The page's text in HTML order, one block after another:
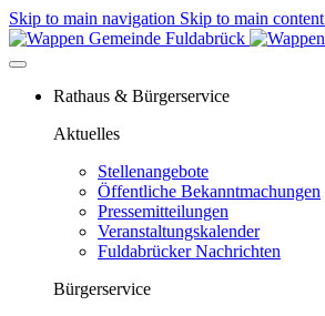
Skip to main navigation Skip to main content
Rathaus & Bürgerservice
Aktuelles
Stellenangebote
Öffentliche Bekanntmachungen
Pressemitteilungen
Veranstaltungskalender
Fuldabrücker Nachrichten
Bürgerservice